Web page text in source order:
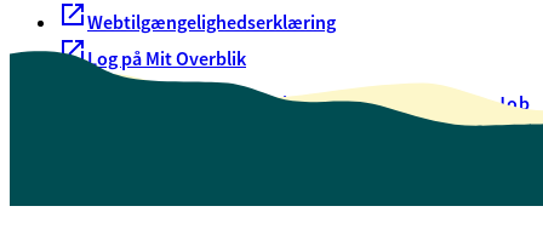
Webtilgængelighedserklæring
Log på Mit Overblik
Oversigt over selvbetjeningJob